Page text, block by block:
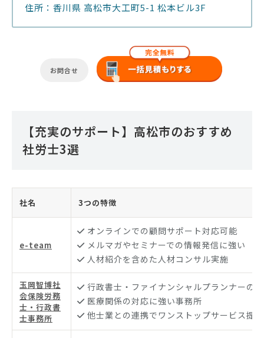
住所：香川県 高松市大工町5-1 松本ビル3F
お問合せ
【充実のサポート】高松市のおすすめ
社労士3選
社名 3つの特徴
e-team
オンラインでの顧問サポート対応可能
メルマガやセミナーでの情報発信に強い
人材紹介を含めた人材コンサル実施
玉岡智博社
会保険労務
士・行政書
士事務所
行政書士・ファイナンシャルプランナーの
医療関係の対応に強い事務所
他士業との連携でワンストップサービス提供